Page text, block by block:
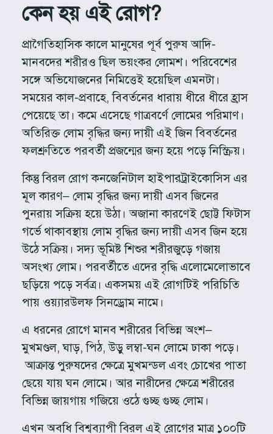
কেন হয় এই রোগ?
প্রাগৈতিহাসিক কালে মানুষের পূর্ব পুরুষ আদি-
মানবদের শরীরও ছিল ভয়ংকর লোমশ। পরিবেশের
সঙ্গে অভিযোজনের নিমিত্তেই হয়েছিল এমনটা।
সময়ের কাল-প্রবাহে, বিবর্তনের ধারায় ধীরে ধীরে হ্রাস
পেয়েছে তা। কমে এসেছে গাত্রবর্ণে লোমের পরিমাণ।
অতিরিক্ত লোম বৃদ্ধির জন্য দায়ী এই জিন বিবর্তনের
ফলশ্রুতিতে পরবর্তী প্রজন্মের জন্য হয়ে পড়ে নিস্ক্রিয়।
কিন্তু বিরল রোগ কনজেনিটাল হাইপারট্রাইকোসিস এর
মূল কারণ– লোম বৃদ্ধির জন্য দায়ী এসব জিনের
পুনরায় সক্রিয় হয়ে উঠা। অজানা কারণেই ছোট্ট ফিটাস
গর্ভে থাকাবস্থায় লোম বৃদ্ধির জন্য দায়ী এসব জিন হয়ে
উঠে সক্রিয়। সদ্য ভূমিষ্ট শিশুর শরীরজুড়ে গজায়
অসংখ্য লোম। পরবর্তীতে এদের বৃদ্ধি এলোমেলোভাবে
ছড়িয়ে পড়ে সর্বত্র। একসময় এই রোগটিই পরিচিতি
পায় ওয়্যারউলফ সিনড্রোম নামে।
এ ধরনের রোগে মানব শরীরের বিভিন্ন অংশ–
মুখমণ্ডল, ঘাড়, পিঠ, উড়ু লম্বা-ঘন লোমে ঢাকা পড়ে।
আক্রান্ত পুরুষদের ক্ষেত্রে মুখমন্ডল এবং চোখের পাতা
ছেয়ে যায় ঘন লোমে। আর নারীদের ক্ষেত্রে শরীরের
বিভিন্ন জায়গায় গজিয়ে ওঠে গুচ্ছ গুচ্ছ লোম।
এখন অবধি বিশ্বব্যাপী বিরল এই রোগের মাত্র ১০০টি